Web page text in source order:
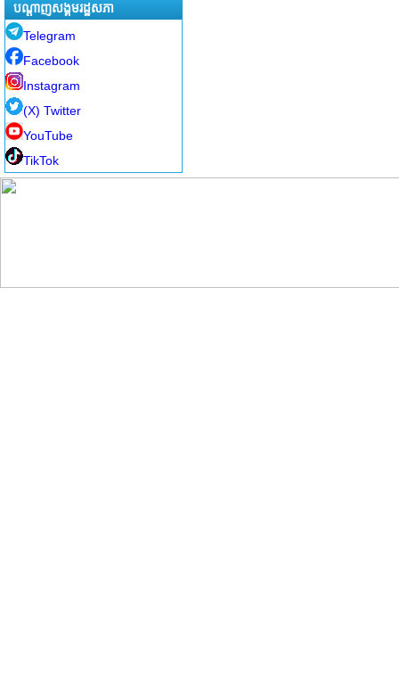
បណ្តាញសង្គមរដ្ឋសភា
Telegram
Facebook
Instagram
(X) Twitter
YouTube
TikTok